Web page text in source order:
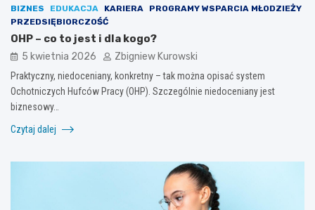
BIZNES EDUKACJA KARIERA
PROGRAMY WSPARCIA MŁODZIEŻY
PRZEDSIĘBIORCZOŚĆ
OHP – co to jest i dla kogo?
5 kwietnia 2026 Zbigniew Kurowski
Praktyczny, niedoceniany, konkretny – tak można opisać system
Ochotniczych Hufców Pracy (OHP). Szczególnie niedoceniany jest
biznesowy…
Czytaj dalej